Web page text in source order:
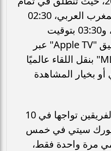
الساعة 00:30 بتوقيت المغرب العربي، 02:30
بتوقيت مصر والسعودية، و03:30 بتوقيت
الإمارات، بينما ينفرد تطبيق "Apple TV" عبر
خدمة "MLS Season Pass" بنقل اللقاء عالميًا
بخيار المشاهدة
وتكشف الإحصاءات أن الفريقين تواجها في 10
سيتي في خمس
مرة واحدة فقط،